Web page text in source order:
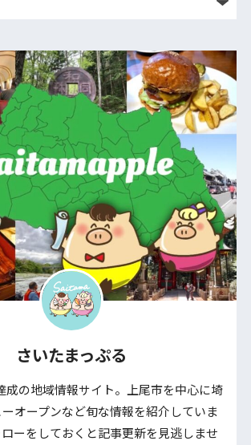
さいたまっぷる
の地域情報サイト。上尾市を中心に埼
オープンなど旬な情報を紹介していま
ーをしておくと記事更新を見逃しませ